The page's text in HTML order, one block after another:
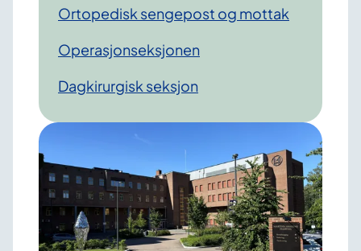
Ortopedisk sengepost og mottak
Operasjonseksjonen
Dagkirurgisk seksjon